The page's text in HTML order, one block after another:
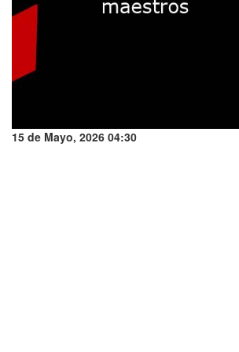
15 de Mayo, 2026 04:30